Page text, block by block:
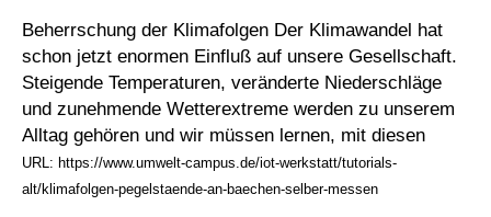
Beherrschung der Klimafolgen Der Klimawandel hat
schon jetzt enormen Einfluß auf unsere Gesellschaft.
Steigende Temperaturen, veränderte Niederschläge
und zunehmende Wetterextreme werden zu unserem
Alltag gehören und wir müssen lernen, mit diesen
URL: https://www.umwelt-campus.de/iot-werkstatt/tutorials-
alt/klimafolgen-pegelstaende-an-baechen-selber-messen